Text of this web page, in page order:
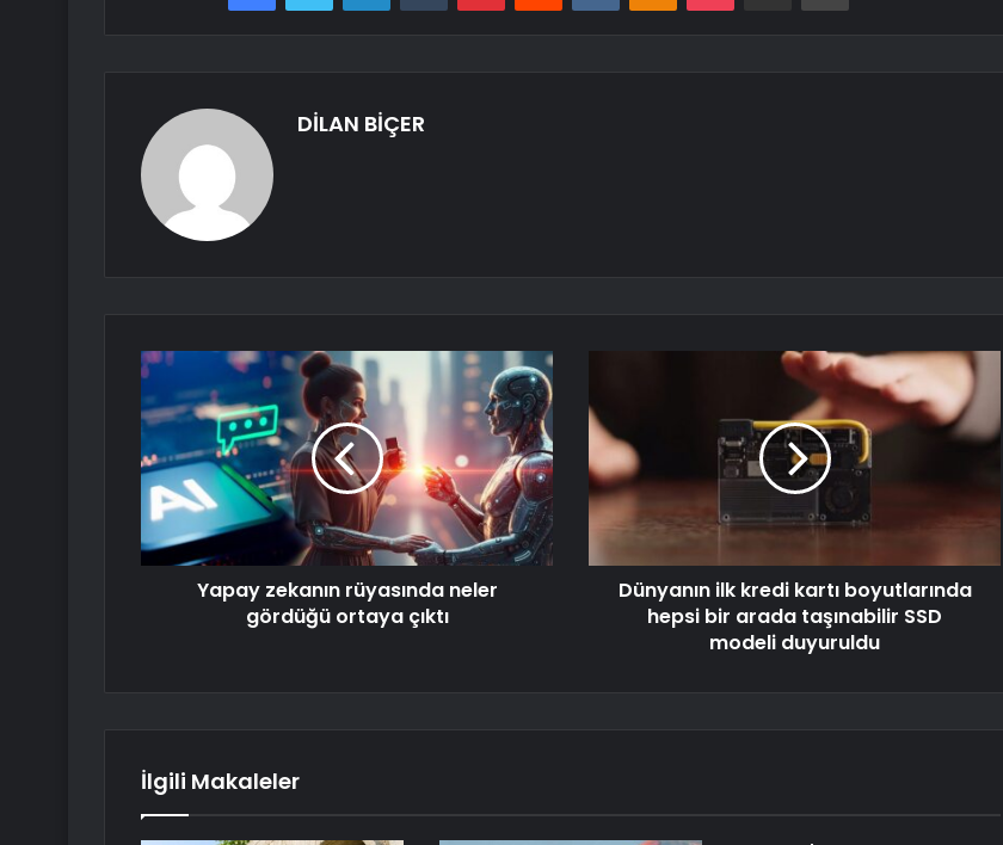
DİLAN BİÇER
Yapay zekanın rüyasında neler
gördüğü ortaya çıktı
Dünyanın ilk kredi kartı boyutlarında
hepsi bir arada taşınabilir SSD
modeli duyuruldu
İlgili Makaleler